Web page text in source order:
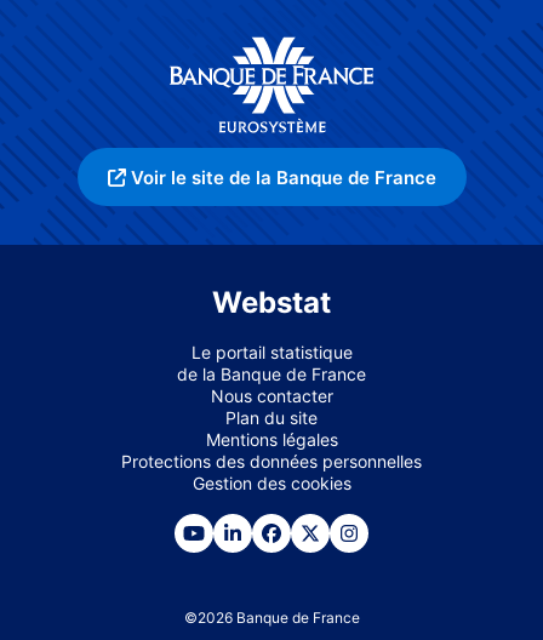
Voir le site de la Banque de France
Webstat
Le portail statistique
de la Banque de France
Nous contacter
Plan du site
Mentions légales
Protections des données personnelles
Gestion des cookies
©2026 Banque de France